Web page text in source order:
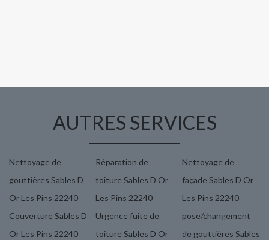
AUTRES SERVICES
Nettoyage de
gouttières Sables D
Or Les Pins 22240
Couverture Sables D
Or Les Pins 22240
Réparation de
toiture Sables D Or
Les Pins 22240
Urgence fuite de
toiture Sables D Or
Nettoyage de
façade Sables D Or
Les Pins 22240
pose/changement
de gouttières Sables